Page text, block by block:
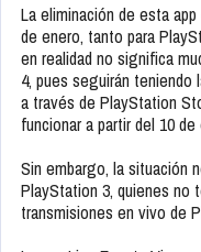
La eliminación de esta
de enero, tanto para
en realidad no significa
4, pues seguirán teniendo
a través de PlayStation
funcionar a partir del 10 de
Sin embargo, la situación
PlayStation 3, quienes no
transmisiones en vivo de